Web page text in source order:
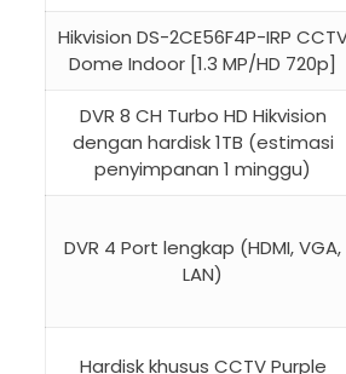
Hikvision DS-2CE56F4P-IRP
Dome Indoor [1.3 MP/HD 720p]
DVR 8 CH Turbo HD Hikvision
dengan hardisk 1TB (estimasi
penyimpanan 1 minggu)
DVR 4 Port lengkap (HDMI, VGA,
LAN)
Hardisk khusus CCTV Purple